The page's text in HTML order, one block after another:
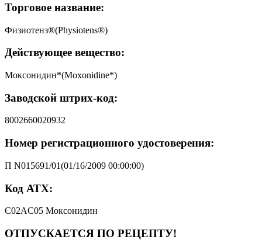
Торговое название:
Физиотенз®(Physiotens®)
Действующее вещество:
Моксонидин*(Moxonidine*)
Заводской штрих-код:
8002660020932
Номер регистрационного удостоверения:
П N015691/01(01/16/2009 00:00:00)
Код АТХ:
C02AC05 Моксонидин
ОТПУСКАЕТСЯ ПО РЕЦЕПТУ!